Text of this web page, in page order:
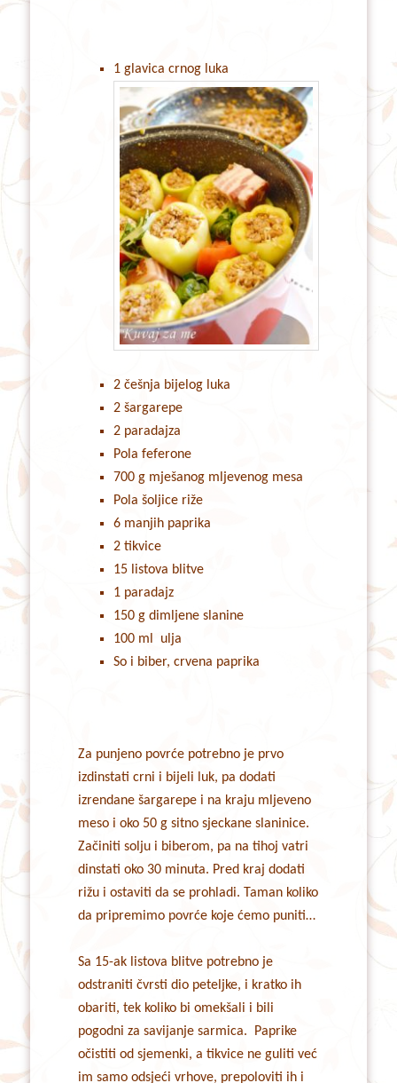
1 glavica crnog luka
2 češnja bijelog luka
2 šargarepe
2 paradajza
Pola feferone
700 g mješanog mljevenog mesa
Pola šoljice riže
6 manjih paprika
2 tikvice
15 listova blitve
1 paradajz
150 g dimljene slanine
100 ml ulja
So i biber, crvena paprika
Za punjeno povrće potrebno je prvo
izdinstati crni i bijeli luk, pa dodati
izrendane šargarepe i na kraju mljeveno
meso i oko 50 g sitno sjeckane slaninice.
Začiniti solju i biberom, pa na tihoj vatri
dinstati oko 30 minuta. Pred kraj dodati
rižu i ostaviti da se prohladi. Taman koliko
da pripremimo povrće koje ćemo puniti…
Sa 15-ak listova blitve potrebno je
odstraniti čvrsti dio peteljke, i kratko ih
obariti, tek koliko bi omekšali i bili
pogodni za savijanje sarmica. Paprike
očistiti od sjemenki, a tikvice ne guliti već
im samo odsjeći vrhove, prepoloviti ih i